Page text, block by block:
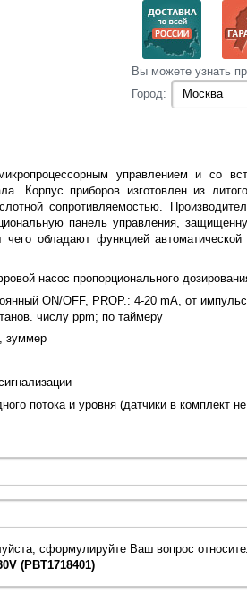
Вы‌ можете‌ узнать‌
Город:
управлением и со
Корпус приборов изготовлен из
сопротивляемостью.
панель управления,
чего обладают функцией
насос пропорционального
ON/OFF, PROP.: 4-20 mA, от
числу ppm; по таймеру
зуммер
потока и уровня (датчики в комплект
сформулируйте Ваш вопрос
(PBT1718401)